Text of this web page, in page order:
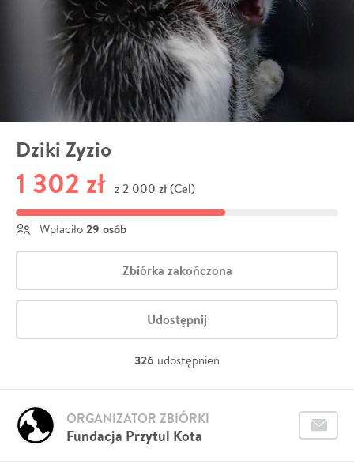
Dziki Zyzio
1 302 zł z 2 000 zł (Cel)
Wpłaciło 29 osób
Zbiórka zakończona
Udostępnij
326 udostępnień
Fundacja Przytul Kota
ORGANIZATOR ZBIÓRKI